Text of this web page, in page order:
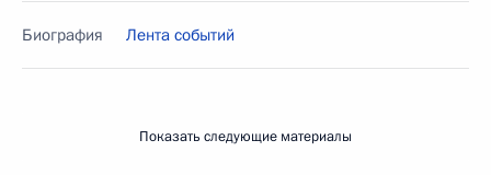
Биография Лента событий
Показать следующие материалы